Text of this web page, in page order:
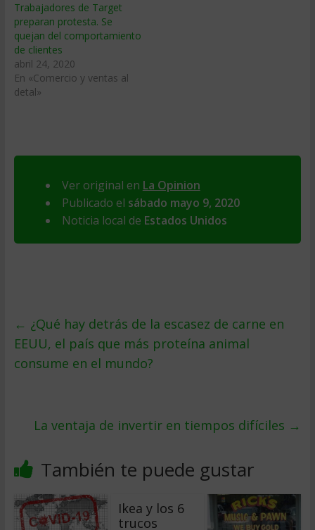
Trabajadores de Target
preparan protesta. Se
quejan del comportamiento
de clientes
abril 24, 2020
En «Comercio y ventas al
detal»
Ver original en La Opinion
Publicado el sábado mayo 9, 2020
Noticia local de Estados Unidos
← ¿Qué hay detrás de la escasez de carne en
EEUU, el país que más proteína animal
consume en el mundo?
La ventaja de invertir en tiempos difíciles →
También te puede gustar
Ikea y los 6
trucos